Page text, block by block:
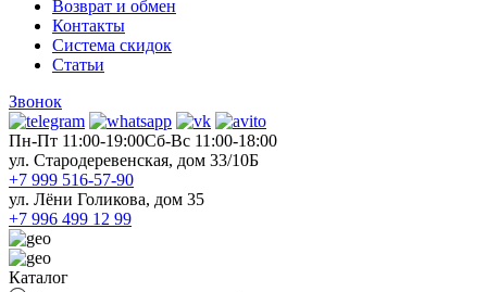
Возврат и обмен
Контакты
Система скидок
Статьи
Звонок
Пн-Пт 11:00-19:00Cб-Вс 11:00-18:00
ул. Стародеревенская, дом 33/10Б
+7 999 516-57-90
ул. Лёни Голикова, дом 35
+7 996 499 12 99
Каталог